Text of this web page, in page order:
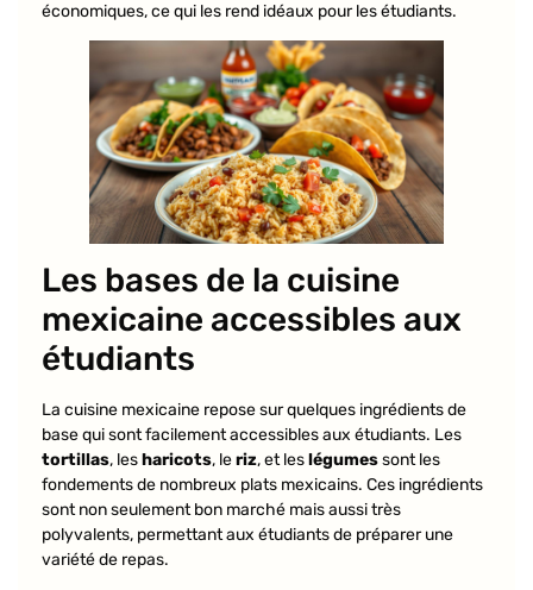
économiques, ce qui les rend idéaux pour les étudiants.
Les bases de la cuisine
mexicaine accessibles aux
étudiants
La cuisine mexicaine repose sur quelques ingrédients de
base qui sont facilement accessibles aux étudiants. Les
tortillas, lesharicots, leriz, et leslégumessont les
fondements de nombreux plats mexicains. Ces ingrédients
sont non seulement bon marché mais aussi très
polyvalents, permettant aux étudiants de préparer une
variété de repas.